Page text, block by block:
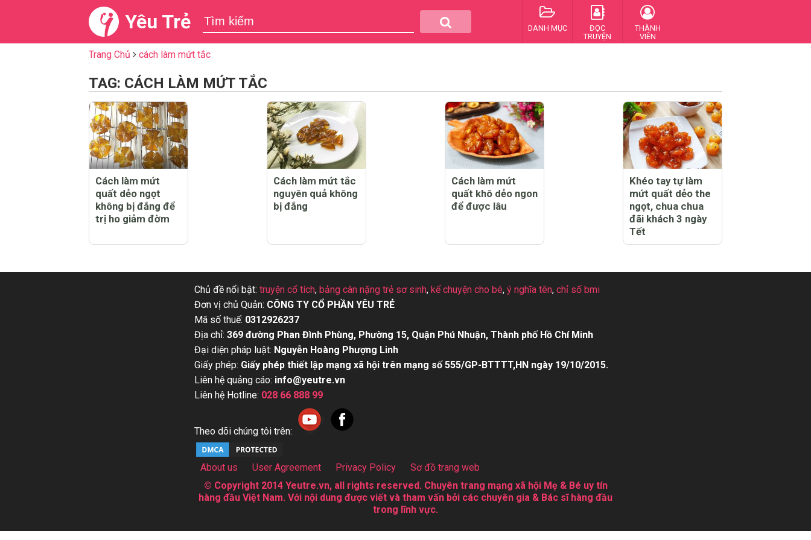
Yêu Trẻ DANH MỤC
ĐỌC
TRUYỆN
THÀNH
VIÊN
Trang Chủ cách làm mứt tắc
TAG: CÁCH LÀM MỨT TẮC
Cách làm mứt
quất dẻo ngọt
không bị đắng để
trị ho giảm đờm
Cách làm mứt tắc
nguyên quả không
bị đắng
Cách làm mứt
quất khô dẻo ngon
để được lâu
Khéo tay tự làm
mứt quất dẻo the
ngọt, chua chua
đãi khách 3 ngày
Tết
Chủ đề nổi bật: truyện cổ tích, bảng cân nặng trẻ sơ sinh, kể chuyện cho bé, ý nghĩa tên, chỉ số bmi
Đơn vị chủ Quản: CÔNG TY CỔ PHẦN YÊU TRẺ
Mã số thuế: 0312926237
Địa chỉ: 369 đường Phan Đình Phùng, Phường 15, Quận Phú Nhuận, Thành phố Hồ Chí Minh
Đại diện pháp luật: Nguyễn Hoàng Phượng Linh
Giấy phép: Giấy phép thiết lập mạng xã hội trên mạng số 555/GP-BTTTT,HN ngày 19/10/2015.
Liên hệ quảng cáo: info@yeutre.vn
Liên hệ Hotline: 028 66 888 99
Theo dõi chúng tôi trên:
About us User Agreement Privacy Policy
Sơ đồ trang web
© Copyright 2014 Yeutre.vn, all rights reserved. Chuyên trang mạng xã hội Mẹ & Bé uy tín
hàng đầu Việt Nam. Với nội dung được viết và tham vấn bởi các chuyên gia & Bác sĩ hàng đầu
trong lĩnh vực.